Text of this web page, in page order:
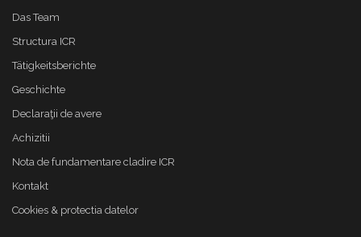
Das Team
Structura ICR
Tätigkeitsberichte
Geschichte
Declaraţii de avere
Achizitii
Nota de fundamentare cladire ICR
Kontakt
Cookies & protectia datelor